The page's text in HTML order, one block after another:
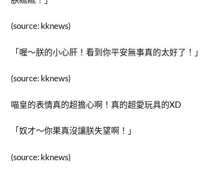
(source: kknews)
「喔～朕的小心肝！看到你平安無事真的太好了！」
(source: kknews)
喵皇的表情真的超擔心啊！真的超愛玩具的XD
「奴才～你果真沒讓朕失望啊！」
(source: kknews)